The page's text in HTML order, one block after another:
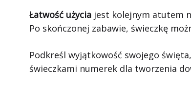
Łatwość użycia jest kolejnym atutem
Po skończonej zabawie, świeczkę
Podkreśl wyjątkowość swojego
świeczkami numerek dla tworzenia